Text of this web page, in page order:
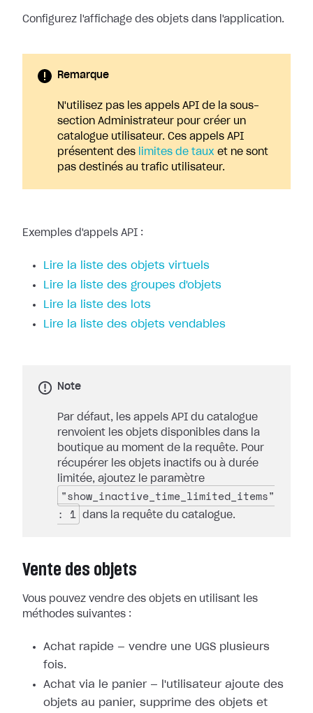
Configurez l'affichage des objets dans l'application.
Remarque
N'utilisez pas les appels API de la sous-
section Administrateur pour créer un
catalogue utilisateur. Ces appels API
présentent des
limites de taux et ne sont
pas destinés au trafic utilisateur.
Exemples d'appels API :
Lire la liste des objets virtuels
Lire la liste des groupes d'objets
Lire la liste des lots
Lire la liste des objets vendables
Note
Par défaut, les appels API du catalogue
renvoient les objets disponibles dans la
boutique au moment de la requête. Pour
récupérer les objets inactifs ou à durée
limitée, ajoutez le paramètre
"show_inactive_time_limited_items"
: 1
dans la requête du catalogue.
Vente des objets
Vous pouvez vendre des objets en utilisant les
méthodes suivantes :
Achat rapide — vendre une UGS plusieurs
fois.
Achat via le panier — l'utilisateur ajoute des
objets au panier, supprime des objets et